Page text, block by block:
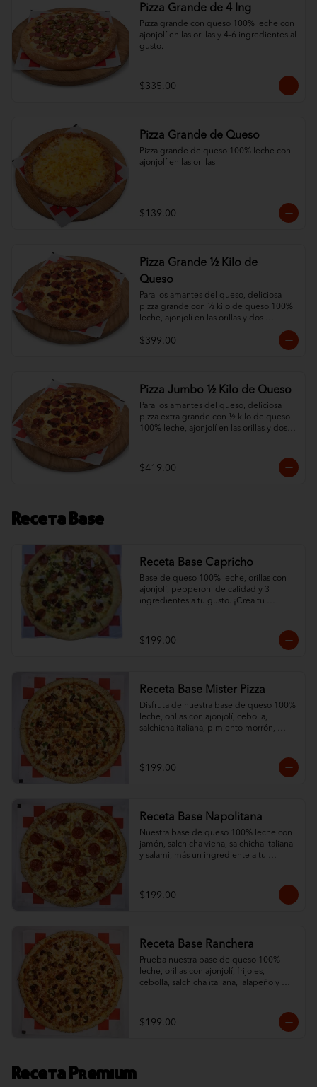
Pizza Grande de 4 Ing
Pizza grande con queso 100% leche con
ajonjolí en las orillas y 4-6 ingredientes al
gusto.
$335.00
Pizza Grande de Queso
Pizza grande de queso 100% leche con
ajonjolí en las orillas
$139.00
Pizza Grande ½ Kilo de
Queso
Para los amantes del queso, deliciosa
pizza grande con ½ kilo de queso 100%
leche, ajonjolí en las orillas y dos
$399.00
Pizza Jumbo ½ Kilo de Queso
Para los amantes del queso, deliciosa
pizza extra grande con ½ kilo de queso
100% leche, ajonjolí en las orillas y dos
$419.00
Receta Base
Receta Base Capricho
Base de queso 100% leche, orillas con
ajonjolí, pepperoni de calidad y 3
ingredientes a tu gusto. ¡Crea tu
$199.00
Receta Base Mister Pizza
Disfruta de nuestra base de queso 100%
leche, orillas con ajonjolí, cebolla,
salchicha italiana, pimiento morrón,
$199.00
Receta Base Napolitana
Nuestra base de queso 100% leche con
jamón, salchicha viena, salchicha italiana
y salami, más un ingrediente a tu
$199.00
Receta Base Ranchera
Prueba nuestra base de queso 100%
leche, orillas con ajonjolí, frijoles,
cebolla, salchicha italiana, jalapeño y
$199.00
Receta Premium